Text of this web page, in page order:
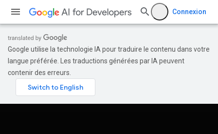
Connexion
Google utilise la technologie IA pour traduire le contenu dans votre
langue préférée. Les traductions générées par IA peuvent
contenir des erreurs.